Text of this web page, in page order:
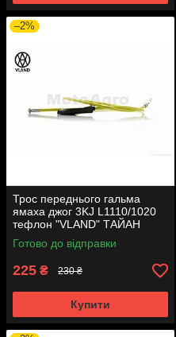
–2%
Трос переднього гальма
ямаха джог 3KJ L1110/1020
тефлон "VLAND" ТАЙАН
Готово до відправки
225 ₴ 230 ₴
Купити